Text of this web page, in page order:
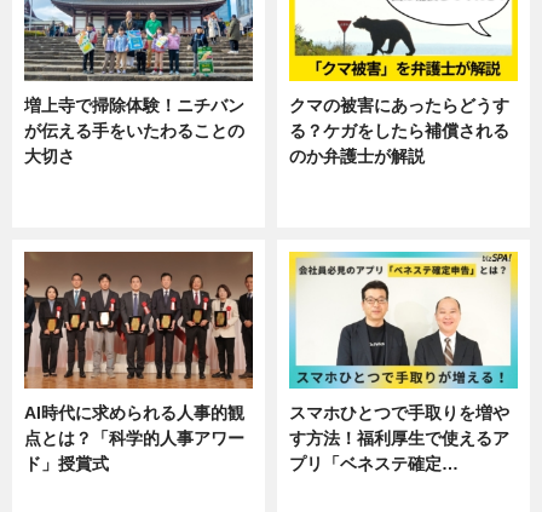
増上寺で掃除体験！ニチバン
が伝える手をいたわることの
大切さ
クマの被害にあったらどうす
る？ケガをしたら補償される
のか弁護士が解説
AI時代に求められる人事的観
点とは？「科学的人事アワー
ド」授賞式
スマホひとつで手取りを増や
す方法！福利厚生で使えるア
プリ「ベネステ確定…